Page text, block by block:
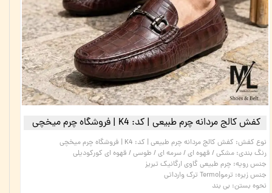
کفش کالج مردانه چرم طبیعی | کد: K4 | فروشگاه چرم میخچی
نوع کفش: کفش کالج مردانه چرم طبیعی | کد: K4 | فروشگاه چرم میخچی
رنگ بندی: مشکی / قهوه ای / سرمه ای / طوسی / قهوه ای کورکودیلی
جنس رویه: چرم طبیعی گاوی ارگانیک تبریز
جنس زیره: ترمو|Termo ترک وارداتی
نحوه بستن: بی بند